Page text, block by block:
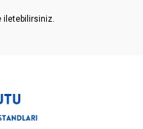
iletebilirsiniz.